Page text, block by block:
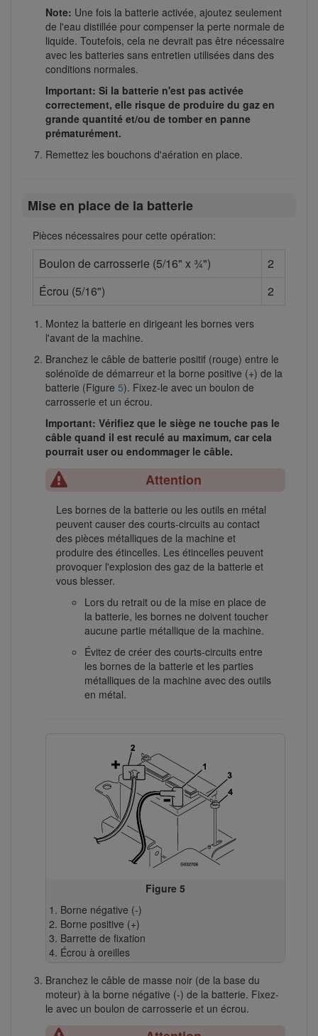
Note: Une fois la batterie activée, ajoutez seulement
de l'eau distillée pour compenser la perte normale de
liquide. Toutefois, cela ne devrait pas être nécessaire
avec les batteries sans entretien utilisées dans des
conditions normales.
Important: Si la batterie n'est pas activée
correctement, elle risque de produire du gaz en
grande quantité et/ou de tomber en panne
prématurément.
Remettez les bouchons d'aération en place.
Mise en place de la batterie
Pièces nécessaires pour cette opération:
Boulon de carrosserie (5/16" x ¾")
2
Écrou (5/16")
2
Montez la batterie en dirigeant les bornes vers
l'avant de la machine.
Branchez le câble de batterie positif (rouge) entre le
solénoïde de démarreur et la borne positive (+) de la
batterie (Figure 5). Fixez-le avec un boulon de
carrosserie et un écrou.
Important: Vérifiez que le siège ne touche pas le
câble quand il est reculé au maximum, car cela
pourrait user ou endommager le câble.
Attention
Les bornes de la batterie ou les outils en métal
peuvent causer des courts-circuits au contact
des pièces métalliques de la machine et
produire des étincelles. Les étincelles peuvent
provoquer l'explosion des gaz de la batterie et
vous blesser.
Lors du retrait ou de la mise en place de
la batterie, les bornes ne doivent toucher
aucune partie métallique de la machine.
Évitez de créer des courts-circuits entre
les bornes de la batterie et les parties
métalliques de la machine avec des outils
en métal.
Figure 5
Borne négative (-)
Borne positive (+)
Barrette de fixation
Écrou à oreilles
Branchez le câble de masse noir (de la base du
moteur) à la borne négative (-) de la batterie. Fixez-
le avec un boulon de carrosserie et un écrou.